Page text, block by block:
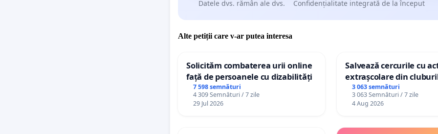
Datele dvs. rămân ale dvs. Confidențialitate integrată de la început
Alte petiții care v-ar putea interesa
Solicităm combaterea urii online
față de persoanele cu dizabilități
7 598 semnături
4 309 Semnături / 7 zile
29 Jul 2026
Salvează cercurile cu
extrașcolare din
palatele copiilor
3 063 semnături
3 063 Semnături / 7 zile
4 Aug 2026